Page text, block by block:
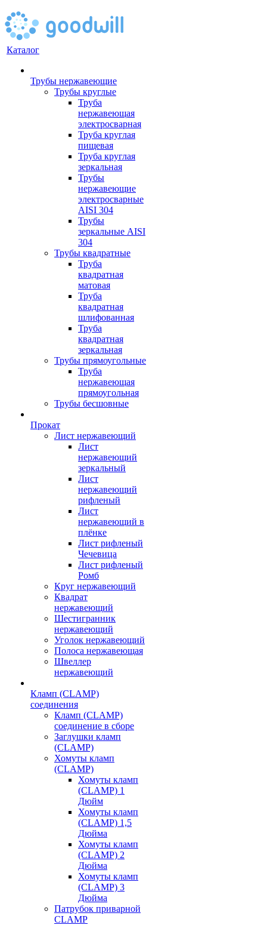
Каталог
Трубы нержавеющие
Трубы круглые
Труба
нержавеющая
электросварная
Труба круглая
пищевая
Труба круглая
зеркальная
Трубы
нержавеющие
электросварные
AISI 304
Трубы
зеркальные AISI
304
Трубы квадратные
Труба
квадратная
матовая
Труба
квадратная
шлифованная
Труба
квадратная
зеркальная
Трубы прямоугольные
Труба
нержавеющая
прямоугольная
Трубы бесшовные
Прокат
Лист нержавеющий
Лист
нержавеющий
зеркальный
Лист
нержавеющий
рифленый
Лист
нержавеющий в
плёнке
Лист рифленый
Чечевица
Лист рифленый
Ромб
Круг нержавеющий
Квадрат
нержавеющий
Шестигранник
нержавеющий
Уголок нержавеющий
Полоса нержавеющая
Швеллер
нержавеющий
Кламп (CLAMP)
соединения
Кламп (CLAMP)
соединение в сборе
Заглушки кламп
(CLAMP)
Хомуты кламп
(CLAMP)
Хомуты кламп
(CLAMP) 1
Дюйм
Хомуты кламп
(CLAMP) 1,5
Дюйма
Хомуты кламп
(CLAMP) 2
Дюйма
Хомуты кламп
(CLAMP) 3
Дюйма
Патрубок приварной
CLAMP